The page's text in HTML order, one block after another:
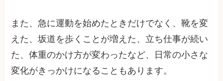
また、急に運動を始めたときだけでなく、靴を変
えた、坂道を歩くことが増えた、立ち仕事が続い
た、体重のかけ方が変わったなど、日常の小さな
変化がきっかけになることもあります。